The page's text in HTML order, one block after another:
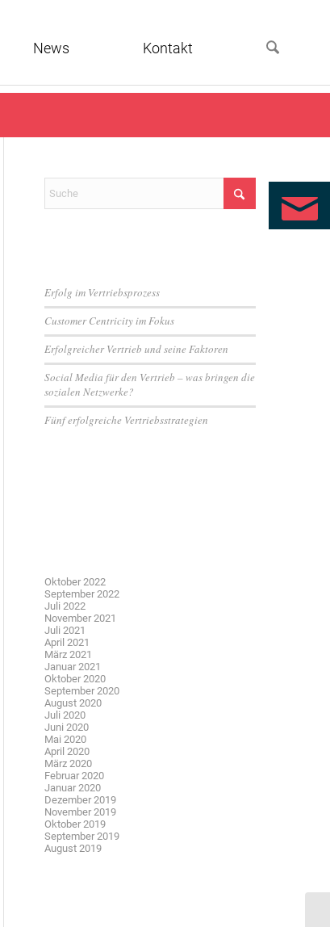
News Kontakt
Erfolg im Vertriebsprozess
Customer Centricity im Fokus
Erfolgreicher Vertrieb und seine Faktoren
Social Media für den Vertrieb – was bringen die
sozialen Netzwerke?
Fünf erfolgreiche Vertriebsstrategien
Oktober 2022
September 2022
Juli 2022
November 2021
Juli 2021
April 2021
März 2021
Januar 2021
Oktober 2020
September 2020
August 2020
Juli 2020
Juni 2020
Mai 2020
April 2020
März 2020
Februar 2020
Januar 2020
Dezember 2019
November 2019
Oktober 2019
September 2019
August 2019